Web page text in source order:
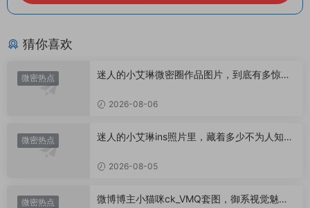
猜你喜欢
微密热点
迷人的小艾琳微密圈作品图片，到底有多惊
2026-08-06
微密热点
迷人的小艾琳ins照片里，藏着多少不为人知的
2026-08-05
微密热点
微博博主小猫咪ck_VMQ套图，御系视觉魅力